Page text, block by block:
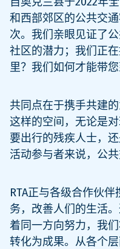
和西部郊区的公共交
次。我们亲眼见证了
社区的潜力；我们正
里？我们如何才能带
共同点在于携手共建
这样的空间，无论是
要出行的残疾人士，
活动参与者来说，公
RTA正与各级合作伙
务，改善人们的生活
着同一方向努力，我
转化为成果。从各个